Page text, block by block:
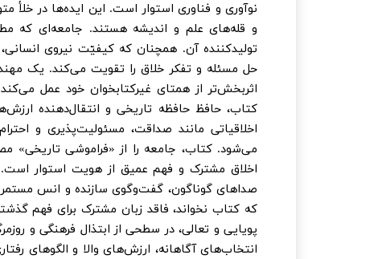
نوآوری و فناوری استوار است. این ایده‌ها در خلأ
و قله‌های علم و اندیشه هستند. جامعه‌ای که
تولیدکننده آن. همچنان که کیفیّت نیروی
حل مسئله و تفکر خلاق را تقویت می‌کند. یک
اثربخش‌تر از همتای غیرکتابخوان خود عمل
کتاب، حافظ حافظه تاریخی و انتقال‌دهنده
اخلاقیاتی مانند صداقت، مسئولیت‌پذیری و
می‌شود. کتاب، جامعه را از «فراموشی تاریخی»
اخلاق مشترک و فهم عمیق از هویت استوار
صداهای گوناگون، گفت‌وگوی سازنده و انس
که کتاب نخواند، فاقد زبان مشترک برای فهم
پویایی و تعالی، در سطحی از ابتذال فرهنگی و
انتخاب‌های آگاهانه، ارزش‌های والا و الگوهای